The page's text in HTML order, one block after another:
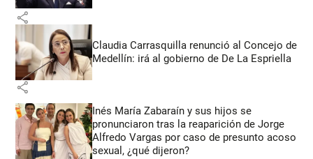
share
Claudia Carrasquilla renunció al Concejo de
Medellín: irá al gobierno de De La Espriella
share
Inés María Zabaraín y sus hijos se
pronunciaron tras la reaparición de Jorge
Alfredo Vargas por caso de presunto acoso
sexual, ¿qué dijeron?